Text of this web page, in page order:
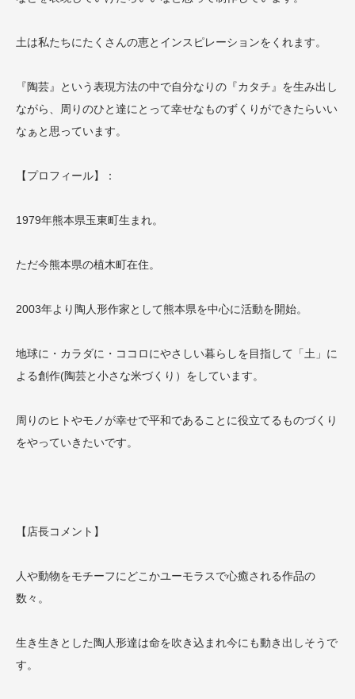
土は私たちにたくさんの恵とインスピレーションをくれます。
『陶芸』という表現方法の中で自分なりの『カタチ』を生み出し
ながら、周りのひと達にとって幸せなものずくりができたらいい
なぁと思っています。
【プロフィール】：
1979年熊本県玉東町生まれ。
ただ今熊本県の植木町在住。
2003年より陶人形作家として熊本県を中心に活動を開始。
地球に・カラダに・ココロにやさしい暮らしを目指して「土」に
よる創作(陶芸と小さな米づくり）をしています。
周りのヒトやモノが幸せで平和であることに役立てるものづくり
をやっていきたいです。
【店長コメント】
人や動物をモチーフにどこかユーモラスで心癒される作品の
数々。
生き生きとした陶人形達は命を吹き込まれ今にも動き出しそうで
す。